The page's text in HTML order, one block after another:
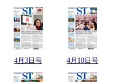
4月3日号 4月10日号